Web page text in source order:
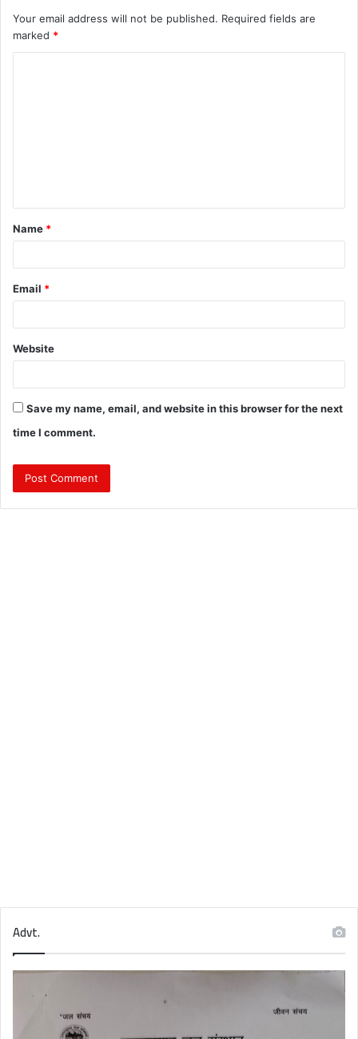
Your email address will not be published. Required fields are
marked *
t
*
Name *
Email *
Website
Save my name, email, and website in this browser for the next
time I comment.
Advt.